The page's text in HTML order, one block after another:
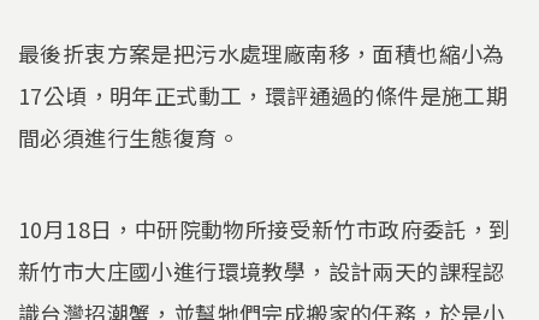
最後折衷方案是把污水處理廠南移，面積也縮小為
17公頃，明年正式動工，環評通過的條件是施工期
間必須進行生態復育。
10月18日，中研院動物所接受新竹市政府委託，到
新竹市大庄國小進行環境教學，設計兩天的課程認
識台灣招潮蟹，並幫牠們完成搬家的任務，於是小